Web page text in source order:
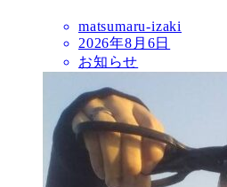
matsumaru-izaki
2026年8月6日
お知らせ